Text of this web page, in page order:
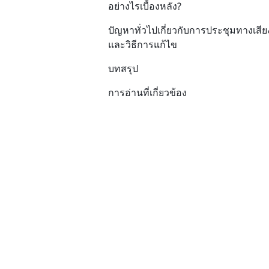
อย่างไรเบื้องหลัง?
ปัญหาทั่วไปเกี่ยวกับการประชุมทางเสีย
และวิธีการแก้ไข
บทสรุป
การอ่านที่เกี่ยวข้อง